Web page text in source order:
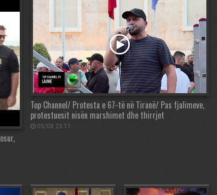
Top Channel/ Protesta e 67-të në Tiranë/ Pas fjalimeve,
protestuesit nisën marshimet dhe thirrjet
05/08 23:11